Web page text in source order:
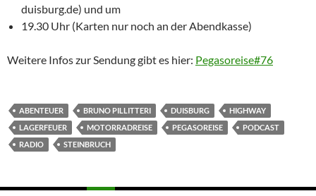
duisburg.de) und um
19.30 Uhr (Karten nur noch an der Abendkasse)
Weitere Infos zur Sendung gibt es hier: Pegasoreise#76
ABENTEUER BRUNO PILLITTERI DUISBURG
HIGHWAY
LAGERFEUER
MOTORRADREISE PEGASOREISE
PODCAST
RADIO
STEINBRUCH